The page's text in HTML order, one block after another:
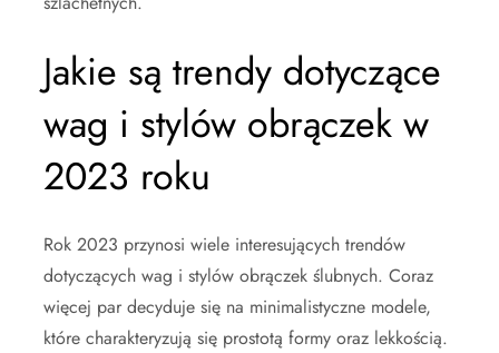
Jakie są trendy dotyczące
wag i stylów obrączek w
2023 roku
Rok 2023 przynosi wiele interesujących trendów
dotyczących wag i stylów obrączek ślubnych. Coraz
więcej par decyduje się na minimalistyczne modele,
które charakteryzują się prostotą formy oraz lekkością.